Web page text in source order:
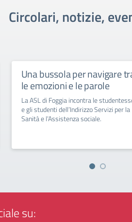
Circolari, notizie,
Una bussola per navigare
le emozioni e le parole
La ASL di Foggia incontra le
e gli studenti dell’Indirizzo Servizi per la
Sanità e l’Assistenza sociale.
su: